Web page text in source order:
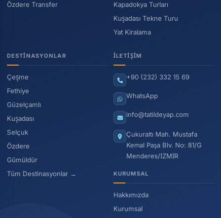
Özdere Transfer
Kapadokya Turları
Kuşadası Tekne Turu
Yat Kiralama
DESTINASYONLAR
Çeşme
Fethiye
Güzelçamlı
Kuşadası
Selçuk
Özdere
Gümüldür
Tüm Destinasyonlar →
İLETIŞIM
+90 (232) 332 15 69
WhatsApp
info@tatildeyap.com
Çukuraltı Mah. Mustafa
Kemal Paşa Blv. No: 81/G
Menderes/İZMİR
KURUMSAL
Hakkımızda
Kurumsal